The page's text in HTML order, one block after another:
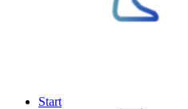
Start